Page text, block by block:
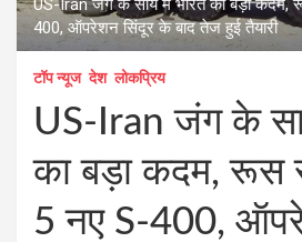
US-Iran जंग के साये में भारत का बड़ा कदम,
400, ऑपरेशन सिंदूर के बाद तेज हुई तैयारी
टॉप न्यूज देश लोकप्रिय
US-Iran जंग के
का बड़ा कदम, रूस
5 नए S-400,